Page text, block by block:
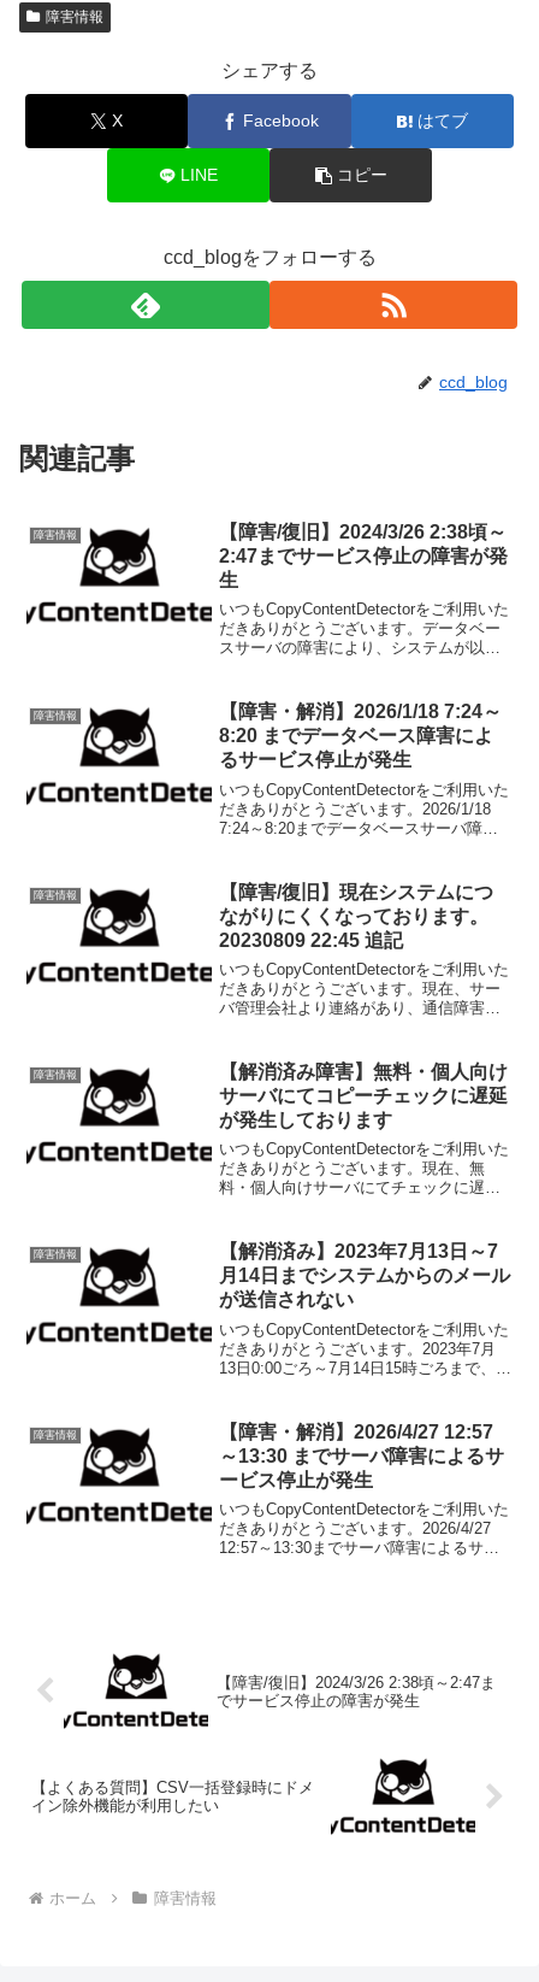
障害情報
シェアする
X Facebook はてブ
LINE コピー
ccd_blogをフォローする
ccd_blog
関連記事
障害情報
【障害/復旧】2024/3/26 2:38頃～
2:47までサービス停止の障害が発
生
いつもCopyContentDetectorをご利用いた
だきありがとうございます。データベー
スサーバの障害により、システムが以下
頃～2:47現在は、サー...
障害情報
【障害・解消】2026/1/18 7:24～
8:20 までデータベース障害によ
るサービス停止が発生
いつもCopyContentDetectorをご利用いた
だきありがとうございます。2026/1/18
7:24～8:20までデータベースサーバ障害
ータベースサーバの強制...
障害情報
【障害/復旧】現在システムにつ
ながりにくくなっております。
20230809 22:45 追記
いつもCopyContentDetectorをご利用いた
だきありがとうございます。現在、サー
バ管理会社より連絡があり、通信障害が
す。復旧まで今しばらくお待ちくださ
い。２...
障害情報
【解消済み障害】無料・個人向け
サーバにてコピーチェックに遅延
が発生しております
いつもCopyContentDetectorをご利用いた
だきありがとうございます。現在、無
料・個人向けサーバにてチェックに遅延
解消いたしました。ご迷惑をおか...
障害情報
【解消済み】2023年7月13日～7
月14日までシステムからのメール
が送信されない
いつもCopyContentDetectorをご利用いた
だきありがとうございます。2023年7月
13日0:00ごろ～7月14日15時ごろまで、メ
は解消しております。ご迷...
障害情報
【障害・解消】2026/4/27 12:57
～13:30 までサーバ障害によるサ
ービス停止が発生
いつもCopyContentDetectorをご利用いた
だきありがとうございます。2026/4/27
12:57～13:30までサーバ障害によるサー
【障害/復旧】2024/3/26 2:38頃～2:47ま
でサービス停止の障害が発生
【よくある質問】CSV一括登録時にドメ
イン除外機能が利用したい
ホーム 障害情報